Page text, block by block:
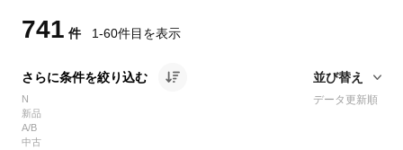
741 件 1-60件目を表示
さらに条件を絞り込む
N
新品
A/B
中古
データ更新順